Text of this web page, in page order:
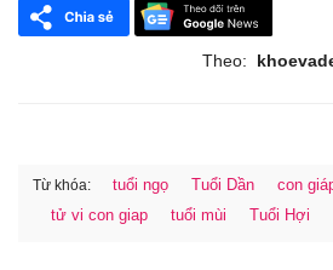
Theo:
Từ khóa: tuổi ngọ Tuổi Dần con
tử vi con giap
tuổi mùi Tuổi Hợi